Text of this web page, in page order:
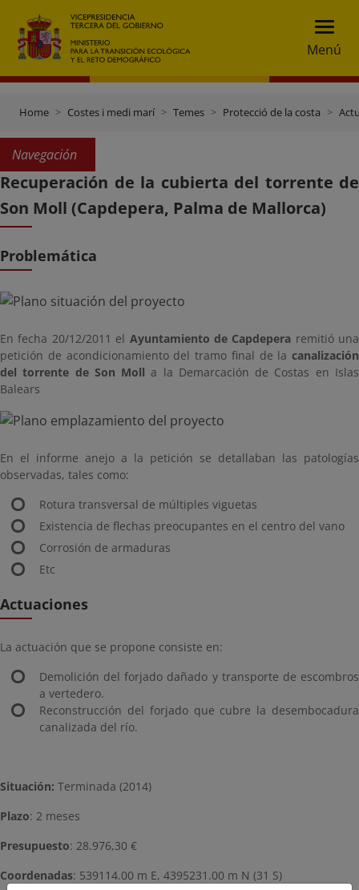
Menú
Home Costes i medi marí Temes Protecció de la costa
Navegación
Recuperación de la cubierta del torrente de
Son Moll (Capdepera, Palma de Mallorca)
Problemática
En fecha 20/12/2011 el Ayuntamiento de Capdepera remitió una
petición de acondicionamiento del tramo final de la canalización
del torrente de Son Moll a la Demarcación de Costas en Islas
Balears
En el informe anejo a la petición se detallaban las patologías
observadas, tales como:
Rotura transversal de múltiples viguetas
Existencia de flechas preocupantes en el centro del vano
Corrosión de armaduras
Etc
Actuaciones
La actuación que se propone consiste en:
Demolición del forjado dañado y transporte de escombros
a vertedero.
Reconstrucción del forjado que cubre la desembocadura
canalizada del río.
Situación: Terminada (2014)
Plazo: 2 meses
Presupuesto: 28.976,30 €
Coordenadas: 539114.00 m E, 4395231.00 m N (31 S)